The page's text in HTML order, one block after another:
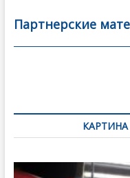
b
o
er l
Партнерские
по
записям